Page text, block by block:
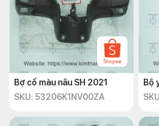
Bợ cổ màu nâu SH 2021
SKU: 53206K1NV00ZA
Bộ